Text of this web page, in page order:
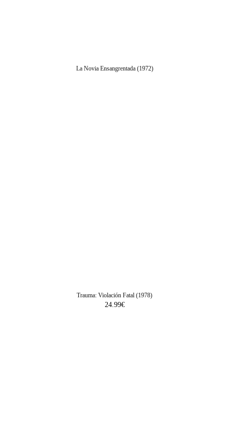
La Novia Ensangrentada (1972)
Trauma: Violación Fatal (1978)
24.99€